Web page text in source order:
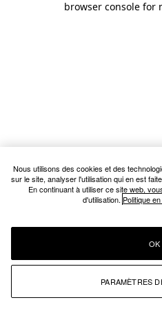
browser console for
Nous utilisons des cookies et des
sur le site, analyser l'utilisation qui en est
En continuant à utiliser ce site web,
d'utilisation. Politique
PARAMÈTRES
OK